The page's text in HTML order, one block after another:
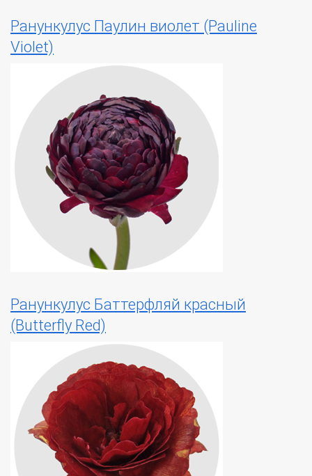
Ранункулус Паулин виолет (Pauline
Violet)
Ранункулус Баттерфляй красный
(Butterfly Red)